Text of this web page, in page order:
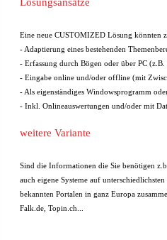
Eine neue CUSTOMIZED Lösung könnten
- Adaptierung eines bestehenden
- Erfassung durch Bögen oder über PC
- Eingabe online und/oder offline (mit
- Als eigenständiges Windowsprogramm
- Inkl. Onlineauswertungen und/oder mit
weitere Variante
Sind die Informationen die Sie benötigen
auch eigene Systeme auf
bekannten Portalen in ganz Europa
Falk.de, Topin.ch...